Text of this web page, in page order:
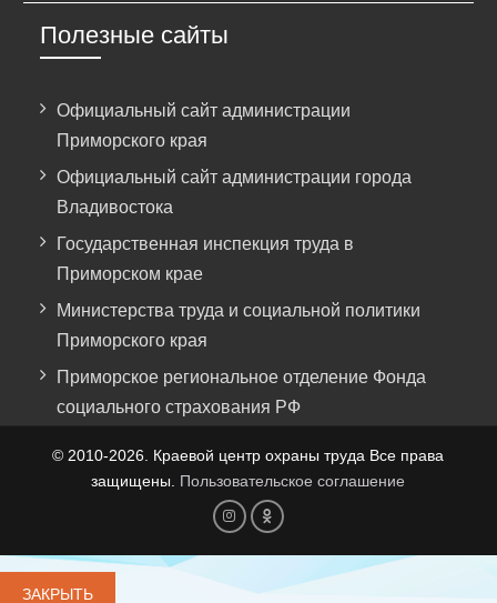
Полезные сайты
Официальный сайт администрации
Приморского края
Официальный сайт администрации города
Владивостока
Государственная инспекция труда в
Приморском крае
Министерства труда и социальной политики
Приморского края
Приморское региональное отделение Фонда
социального страхования РФ
© 2010-2026. Краевой центр охраны труда Все права
защищены. Пользовательское соглашение
ЗАКРЫТЬ